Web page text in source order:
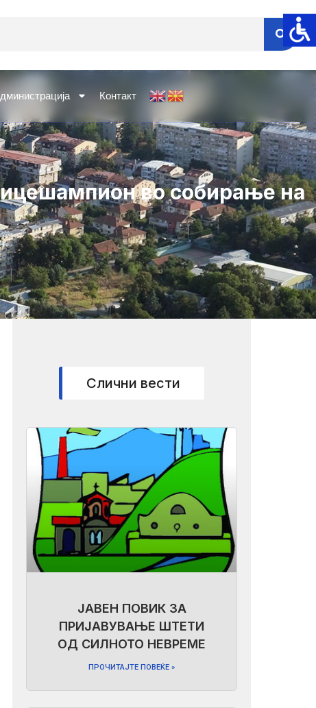
Контакт
во собирање на
Слични вести
ЈАВЕН ПОВИК ЗА
ПРИЈАВУВАЊЕ ШТЕТИ
ОД СИЛНОТО НЕВРЕМЕ
ПРОЧИТАЈТЕ ПОВЕЌЕ »